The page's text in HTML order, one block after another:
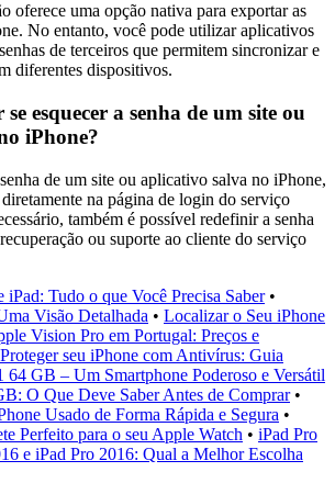
oferece uma opção nativa para exportar as
No entanto, você pode utilizar aplicativos
de terceiros que permitem sincronizar e
diferentes dispositivos.
esquecer a senha de um site ou
iPhone?
de um site ou aplicativo salva no iPhone,
na página de login do serviço
também é possível redefinir a senha
ou suporte ao cliente do serviço
iPad: Tudo o que Você Precisa Saber•
Visão Detalhada • Localizar o Seu iPhone
Vision Pro em Portugal: Preços e
seu iPhone com Antivírus: Guia
64 GB – Um Smartphone Poderoso e Versátil
O Que Deve Saber Antes de Comprar•
Usado de Forma Rápida e Segura •
Perfeito para o seu Apple Watch • iPad Pro
e iPad Pro 2016: Qual a Melhor Escolha